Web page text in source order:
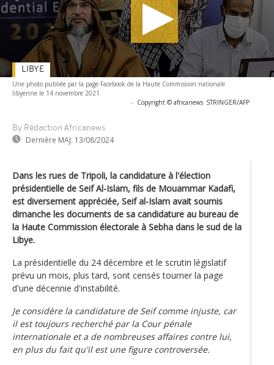
Une photo publiée par la page Facebook de la Haute Commission nationale
libyenne le 14 novembre 2021.
- Copyright © africanews STRINGER/AFP
By Rédaction Africanews
Dernière MAJ: 13/08/2024
LIBYE
Dans les rues de Tripoli, la candidature à l'élection
présidentielle de Seif Al-Islam, fils de Mouammar Kadafi,
est diversement appréciée, Seif al-Islam avait soumis
dimanche les documents de sa candidature au bureau de
la Haute Commission électorale à Sebha dans le sud de la
Libye.
La présidentielle du 24 décembre et le scrutin législatif
prévu un mois, plus tard, sont censés tourner la page
d'une décennie d'instabilité.
Je considère la candidature de Seif comme injuste, car
il est toujours recherché par la Cour pénale
internationale et a de nombreuses affaires contre lui,
en plus du fait qu'il est une figure controversée.